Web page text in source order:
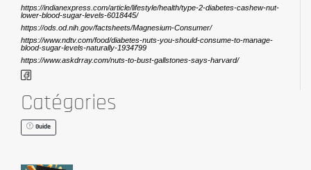
https://indianexpress.com/article/lifestyle/health/type-2-diabetes-cashew-nut-
lower-blood-sugar-levels-6018445/
https://ods.od.nih.gov/factsheets/Magnesium-Consumer/
https://www.ndtv.com/food/diabetes-nuts-you-should-consume-to-manage-
blood-sugar-levels-naturally-1934799
https://www.askdrray.com/nuts-to-bust-gallstones-says-harvard/
Catégories
Guide